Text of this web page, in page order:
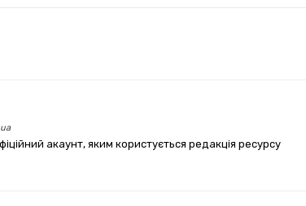
акаунт, яким користується редакція ресурсу